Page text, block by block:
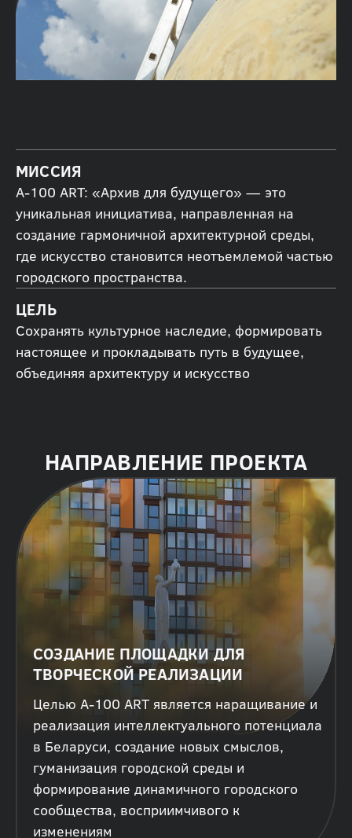
МИССИЯ
А-100 ART: «Архив для будущего» — это
уникальная инициатива, направленная на
создание гармоничной архитектурной среды,
где искусство становится неотъемлемой частью
городского пространства.
ЦЕЛЬ
Сохранять культурное наследие, формировать
настоящее и прокладывать путь в будущее,
объединяя архитектуру и искусство
НАПРАВЛЕНИЕ ПРОЕКТА
СОЗДАНИЕ ПЛОЩАДКИ ДЛЯ
ТВОРЧЕСКОЙ РЕАЛИЗАЦИИ
Целью А-100 ART является наращивание и
реализация интеллектуального потенциала
в Беларуси, создание новых смыслов,
гуманизация городской среды и
формирование динамичного городского
сообщества, восприимчивого к
изменениям